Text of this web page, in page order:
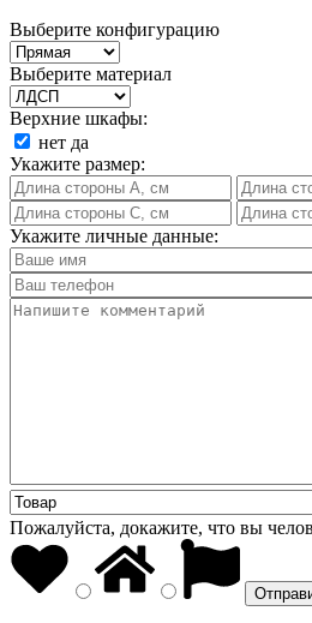
Выберите конфигурацию
Выберите материал
Верхние шкафы:
нет да
Укажите размер:
Укажите личные данные:
Пожалуйста, докажите, что вы